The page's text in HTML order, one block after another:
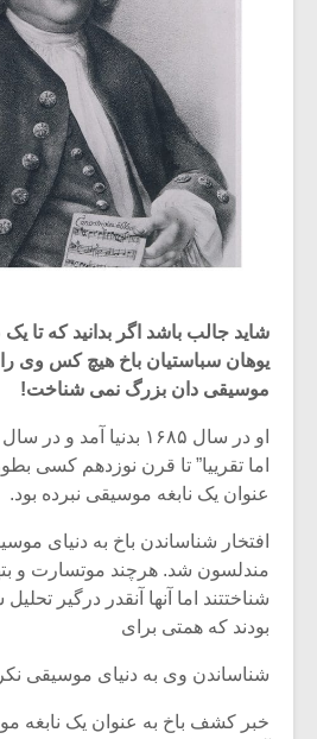
شاید جالب باشد اگر بدانید که
یوهان سباستیان باخ هیچ کس وی
موسیقی دان بزرگ نمی شناخت!
اما تقرییا” تا قرن نوزدهم کسی
عنوان یک نابغه موسیقی نبرده بود.
افتخار شناساندن باخ به دنیای
مندلسون شد. هرچند موتسارت و
شناختتند اما آنها آنقدر درگیر
بودند که همتی برای
شناساندن وی به دنیای موسیقی
خبر کشف باخ به عنوان یک نابغه